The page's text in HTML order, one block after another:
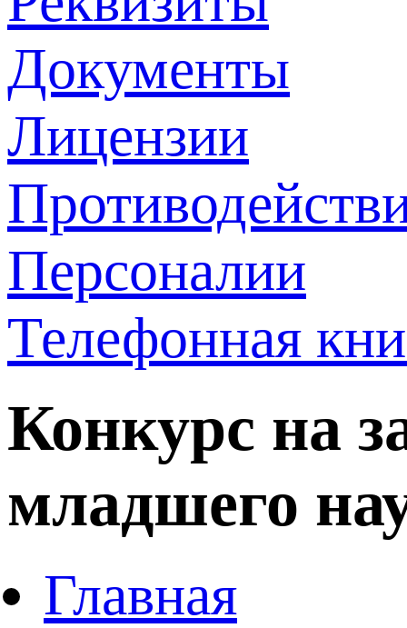
Документы
Лицензии
Персоналии
Телефонная
Конкурс на
младшего
Главная